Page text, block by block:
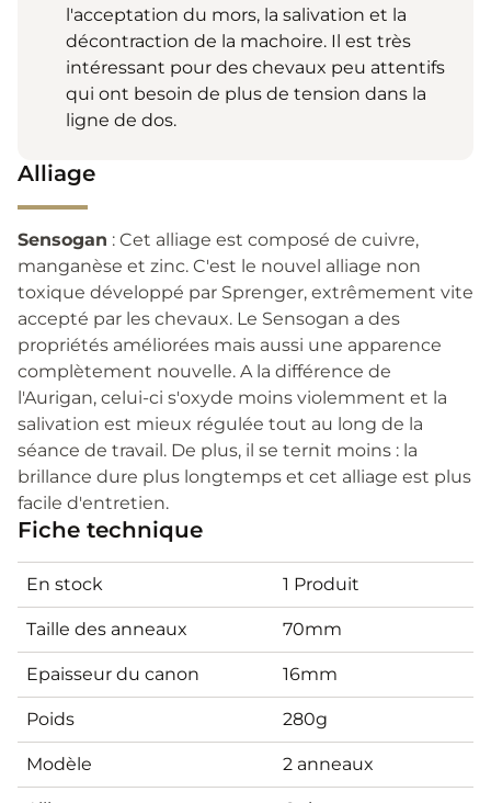
l'acceptation du mors, la salivation et la
décontraction de la machoire. Il est très
intéressant pour des chevaux peu attentifs
qui ont besoin de plus de tension dans la
ligne de dos.
Alliage
Sensogan : Cet alliage est composé de cuivre,
manganèse et zinc. C'est le nouvel alliage non
toxique développé par Sprenger, extrêmement vite
accepté par les chevaux. Le Sensogan a des
propriétés améliorées mais aussi une apparence
complètement nouvelle. A la différence de
l'Aurigan, celui-ci s'oxyde moins violemment et la
salivation est mieux régulée tout au long de la
séance de travail. De plus, il se ternit moins : la
brillance dure plus longtemps et cet alliage est plus
facile d'entretien.
Fiche technique
En stock 1 Produit
Taille des anneaux 70mm
Epaisseur du canon 16mm
Poids 280g
Modèle 2 anneaux